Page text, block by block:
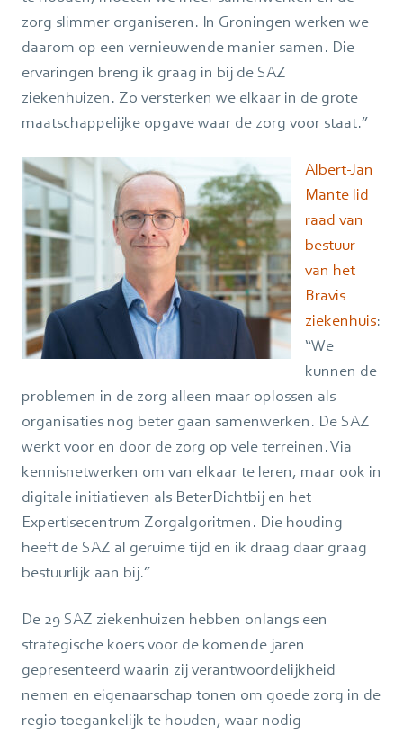
zorg slimmer organiseren. In Groningen werken we
daarom op een vernieuwende manier samen. Die
ervaringen breng ik graag in bij de SAZ
ziekenhuizen. Zo versterken we elkaar in de grote
maatschappelijke opgave waar de zorg voor staat.”
Albert-Jan
Mante lid
raad van
bestuur
van het
Bravis
ziekenhuis:
“We
kunnen de
problemen in de zorg alleen maar oplossen als
organisaties nog beter gaan samenwerken. De SAZ
werkt voor en door de zorg op vele terreinen. Via
kennisnetwerken om van elkaar te leren, maar ook in
digitale initiatieven als BeterDichtbij en het
Expertisecentrum Zorgalgoritmen. Die houding
heeft de SAZ al geruime tijd en ik draag daar graag
bestuurlijk aan bij.”
De 29 SAZ ziekenhuizen hebben onlangs een
strategische koers voor de komende jaren
gepresenteerd waarin zij verantwoordelijkheid
nemen en eigenaarschap tonen om goede zorg in de
regio toegankelijk te houden, waar nodig